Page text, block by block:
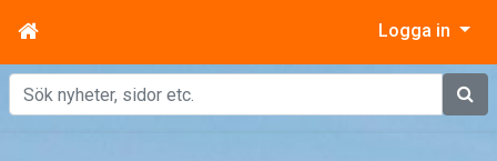
Logga in
Sök